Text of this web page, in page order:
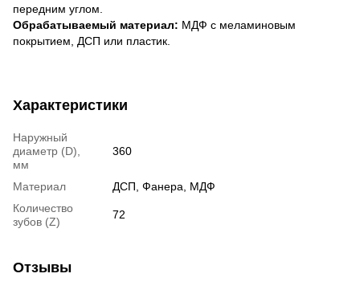
передним углом.
Обрабатываемый материал: МДФ с меламиновым
покрытием, ДСП или пластик.
Характеристики
Наружный
диаметр (D),
мм
360
Материал
ДСП, Фанера, МДФ
Количество
зубов (Z)
72
Отзывы